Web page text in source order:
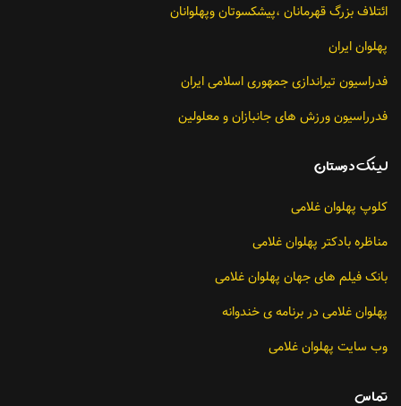
ائتلاف بزرگ قهرمانان ،پیشکسوتان وپهلوانان
پهلوان ایران
فدراسیون تیراندازی جمهوری اسلامی ایران
فدرراسیون ورزش های جانبازان و معلولین
لينك دوستان
کلوپ پهلوان غلامی
مناظره بادکتر پهلوان غلامی
بانک فیلم های جهان پهلوان غلامی
پهلوان غلامی در برنامه ی خندوانه
وب سایت پهلوان غلامی
تماس